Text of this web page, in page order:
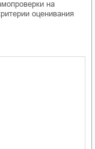
на
оценивания